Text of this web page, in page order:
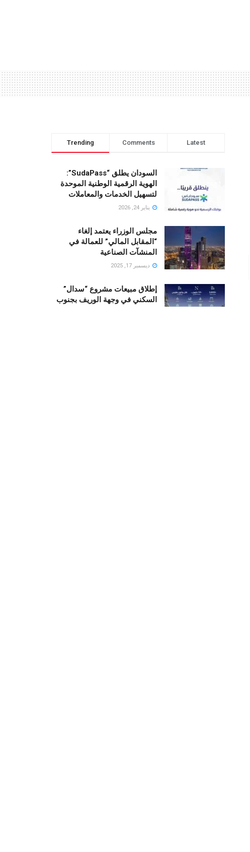
Trending Comments Latest
السودان يطلق “SudaPass”:
الهوية الرقمية الوطنية الموحدة
لتسهيل الخدمات والمعاملات
يناير 24, 2026
مجلس الوزراء يعتمد إلغاء
“المقابل المالي” للعمالة في
المنشآت الصناعية
ديسمبر 17, 2025
إطلاق مبيعات مشروع “سدال”
السكني في وجهة الوريف بجنوب